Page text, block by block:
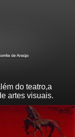
do teatro,a
artes visuais.